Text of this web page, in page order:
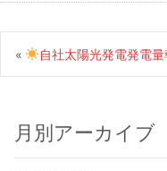
« 自社太陽光発電発電
月別アーカイブ